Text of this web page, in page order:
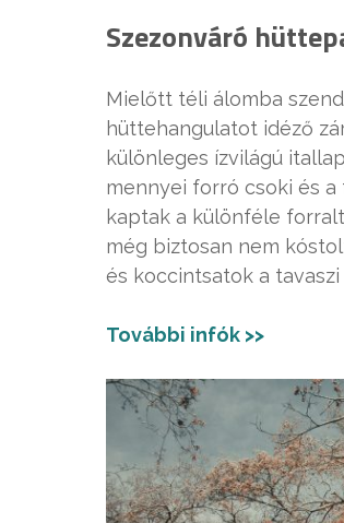
Szezonváró
Mielőtt téli álomba
hüttehangulatot idéző
különleges ízvilágú
mennyei forró csoki és
kaptak a különféle
még biztosan nem
és koccintsatok a
További infók >>